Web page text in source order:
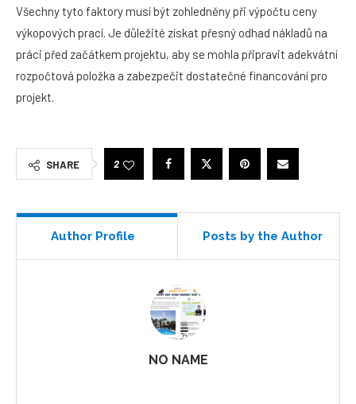
Všechny tyto faktory musí být zohledněny při výpočtu ceny
výkopových prací. Je důležité získat přesný odhad nákladů na
práci před začátkem projektu, aby se mohla připravit adekvátní
rozpočtová položka a zabezpečit dostatečné financování pro
projekt.
SHARE 2
Author Profile Posts by the Author
NO NAME